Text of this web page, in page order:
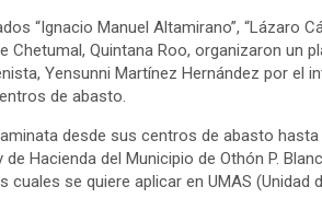
“Ignacio Manuel Altamirano”, “Lázaro
Chetumal, Quintana Roo, organizaron un
Yensunni Martínez Hernández por el
de abasto.
desde sus centros de abasto hasta
Hacienda del Municipio de Othón P.
se quiere aplicar en UMAS (Unidad